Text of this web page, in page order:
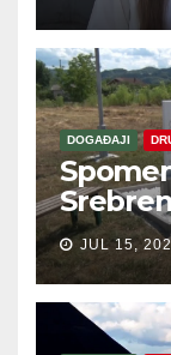
DOGAĐAJI
JUL 15,